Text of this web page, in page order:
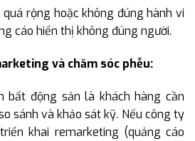
rộng hoặc không đúng hành vi
cáo hiển thị không đúng người.
và chăm sóc phễu:
bất động sản là khách hàng cần
sánh và khảo sát kỹ. Nếu công ty
khai remarketing (quảng cáo